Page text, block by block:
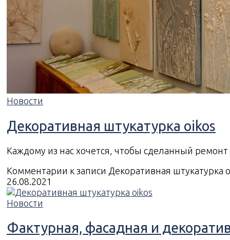
Новости
Декоративная штукатурка oikos
Каждому из нас хочется, чтобы сделанный
Комментарии к записи Декоративная штукатурка
26.08.2021
Новости
Фактурная, фасадная и